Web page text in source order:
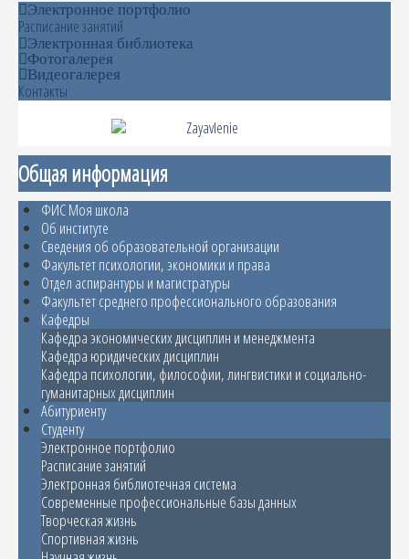
Электронное портфолио
Расписание занятий
Электронная библиотека
Фотогалерея
Видеогалерея
Контакты
Общая информация
ФИС Моя школа
Об институте
Сведения об образовательной организации
Факультет психологии, экономики и права
Отдел аспирантуры и магистратуры
Факультет среднего профессионального образования
Кафедры
Кафедра экономических дисциплин и менеджмента
Кафедра юридических дисциплин
Кафедра психологии, философии, лингвистики и социально-
гуманитарных дисциплин
Абитуриенту
Студенту
Электронное портфолио
Расписание занятий
Электронная библиотечная система
Современные профессиональные базы данных
Творческая жизнь
Спортивная жизнь